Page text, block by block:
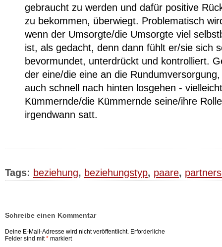
gebraucht zu werden und dafür positive
zu bekommen, überwiegt. Problematisch
wenn der Umsorgte/die Umsorgte viel
ist, als gedacht, denn dann fühlt er/sie sich
bevormundet, unterdrückt und kontrolliert.
der eine/die eine an die
auch schnell nach hinten losgehen -
Kümmernde/die Kümmernde seine/ihre
irgendwann satt.
Tags: beziehung, beziehungstyp, paare,
Schreibe einen Kommentar
Deine E-Mail-Adresse wird nicht veröffentlicht. Erforderliche
Felder sind mit* markiert